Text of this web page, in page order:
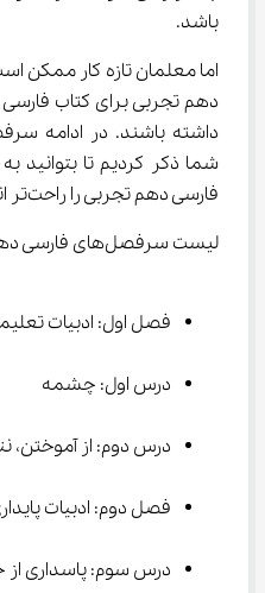
باشد.
اما معلمان تازه کار ممکن
دهم تجربی برای کتاب
شما ذکر کردیم تا
فارسی دهم تجربی را راحت‌تر انجام دهید.
لیست سرفصل‌های فارسی دهم تجربی به شرح زیر است:
فصل اول: ادبیات
درس اول: چشمه
درس دوم: از آموختن،
فصل دوم: ادبیات
درس سوم: پاسداری